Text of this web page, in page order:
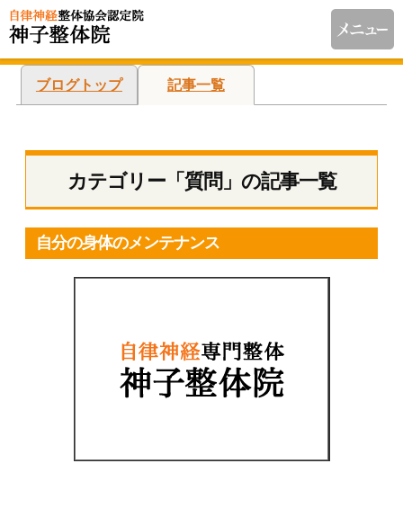
ブログトップ 記事一覧
カテゴリー「質問」の記事一覧
自分の身体のメンテナンス